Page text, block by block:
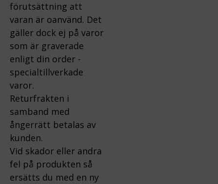
förutsättning att
varan är oanvänd. Det
gäller dock ej på varor
som är graverade
enligt din order -
specialtillverkade
varor.
Returfrakten i
samband med
ångerrätt betalas av
kunden.
Vid skador eller andra
fel på produkten så
ersätts du med en ny